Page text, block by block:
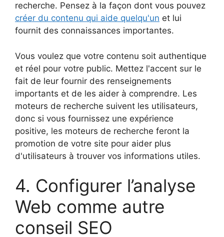
recherche. Pensez à la façon dont vous pouvez
créer du contenu qui aide quelqu'un et lui
fournit des connaissances importantes.
Vous voulez que votre contenu soit authentique
et réel pour votre public. Mettez l'accent sur le
fait de leur fournir des renseignements
importants et de les aider à comprendre. Les
moteurs de recherche suivent les utilisateurs,
donc si vous fournissez une expérience
positive, les moteurs de recherche feront la
promotion de votre site pour aider plus
d'utilisateurs à trouver vos informations utiles.
4. Configurer l’analyse
Web comme autre
conseil SEO